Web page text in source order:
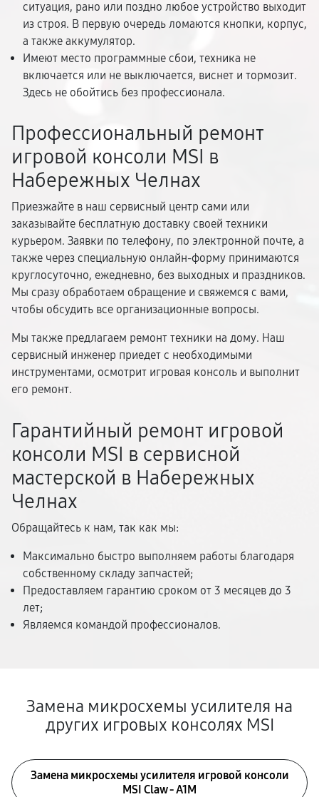
ситуация, рано или поздно любое устройство выходит
из строя. В первую очередь ломаются кнопки, корпус,
а также аккумулятор.
Имеют место программные сбои, техника не
включается или не выключается, виснет и тормозит.
Здесь не обойтись без профессионала.
Профессиональный ремонт
игровой консоли MSI в
Набережных Челнах
Приезжайте в наш сервисный центр сами или
заказывайте бесплатную доставку своей техники
курьером. Заявки по телефону, по электронной почте, а
также через специальную онлайн-форму принимаются
круглосуточно, ежедневно, без выходных и праздников.
Мы сразу обработаем обращение и свяжемся с вами,
чтобы обсудить все организационные вопросы.
Мы также предлагаем ремонт техники на дому. Наш
сервисный инженер приедет с необходимыми
инструментами, осмотрит игровая консоль и выполнит
его ремонт.
Гарантийный ремонт игровой
консоли MSI в сервисной
мастерской в Набережных
Челнах
Обращайтесь к нам, так как мы:
Максимально быстро выполняем работы благодаря
собственному складу запчастей;
Предоставляем гарантию сроком от 3 месяцев до 3
лет;
Являемся командой профессионалов.
Замена микросхемы усилителя на
других игровых консолях MSI
Замена микросхемы усилителя игровой консоли
MSI Claw - A1M